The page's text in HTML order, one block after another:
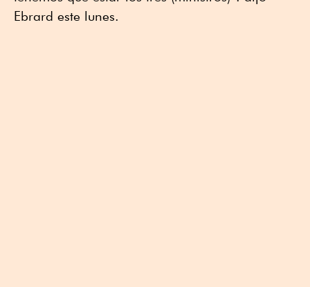
Ebrard este lunes.